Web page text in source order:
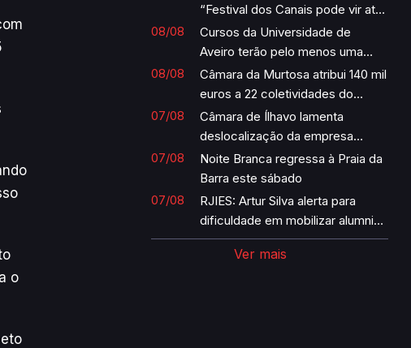
“Festival dos Canais pode vir até
à Universidade”
08/08
Cursos da Universidade de
Aveiro terão pelo menos uma
cadeira com IA incorporada por
semestre
08/08
Câmara da Murtosa atribui 140 mil
euros a 22 coletividades do
concelho
07/08
Câmara de Ílhavo lamenta
deslocalização da empresa
Margres
07/08
Noite Branca regressa à Praia da
Barra este sábado
07/08
RJIES: Artur Silva alerta para
dificuldade em mobilizar alumni
para votar nas eleições para
Ver mais
o